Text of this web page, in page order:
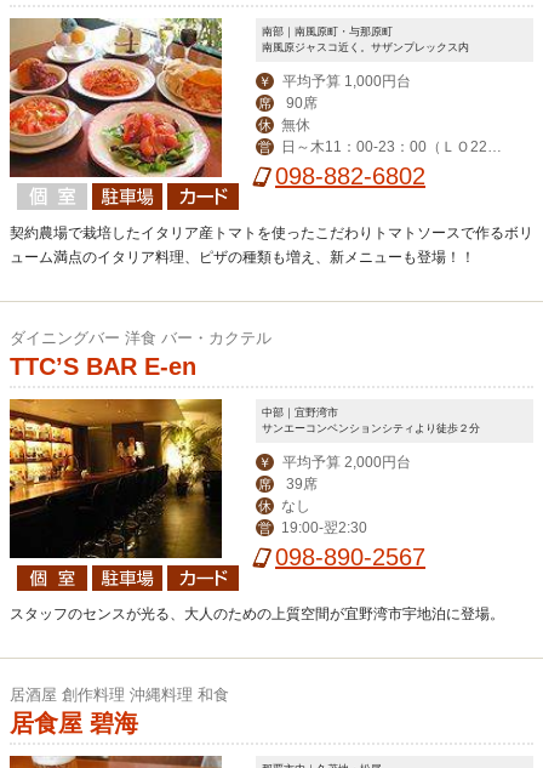
南部｜南風原町・与那原町
南風原ジャスコ近く。サザンプレックス内
￥ 平均予算 1,000円台
席 90席
休 無休
営
日～木11：00-23：00（ＬＯ22：
30） 金・土（LO-23：30）
098-882-6802
契約農場で栽培したイタリア産トマトを使ったこだわりトマトソースで作るボリ
ューム満点のイタリア料理、ピザの種類も増え、新メニューも登場！！
ダイニングバー 洋食 バー・カクテル
TTC’S BAR E-en
中部｜宜野湾市
サンエーコンベンションシティより徒歩２分
￥ 平均予算 2,000円台
席 39席
休 なし
営 19:00-翌2:30
098-890-2567
スタッフのセンスが光る、大人のための上質空間が宜野湾市宇地泊に登場。
居酒屋 創作料理 沖縄料理 和食
居食屋 碧海